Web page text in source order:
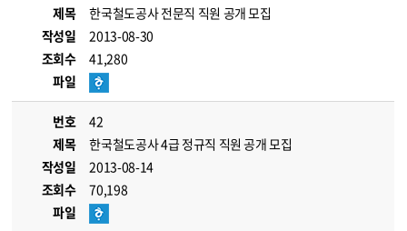
제목
한국철도공사 전문직 직원 공개 모집
작성일
2013-08-30
조회수
41,280
파일
번호
42
제목
한국철도공사 4급 정규직 직원 공개 모집
작성일
2013-08-14
조회수
70,198
파일